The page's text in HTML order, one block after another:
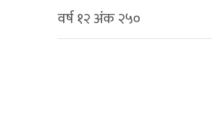
वर्ष १२ अ‍ंक २५०